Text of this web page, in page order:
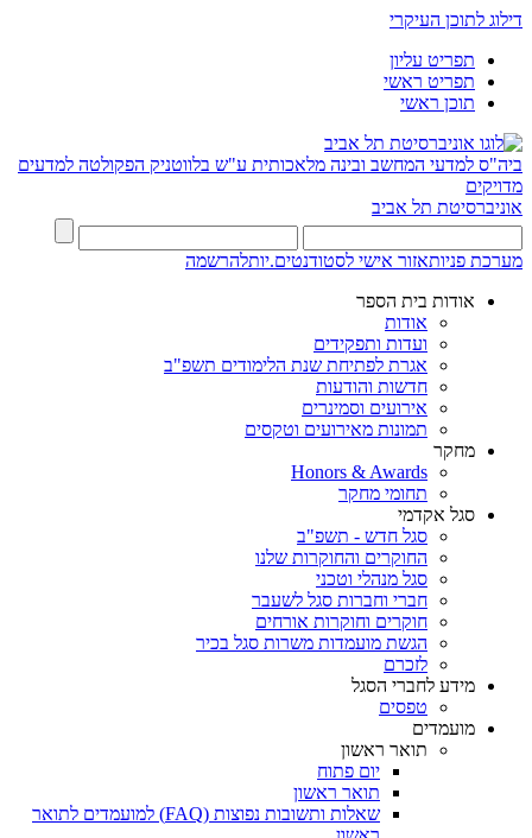
דילוג לתוכן העיקרי
תפריט עליון
תפריט ראשי
תוכן ראשי
ביה"ס למדעי המחשב ובינה מלאכותית ע"ש בלווטניק הפקולטה למדעים
מדויקים
אוניברסיטת תל אביב
מערכת פניותאזור אישי לסטודנטים.יותלהרשמה
אודות בית הספר
אודות
ועדות ותפקידים
אגרת לפתיחת שנת הלימודים תשפ"ב
חדשות והודעות
אירועים וסמינרים
תמונות מאירועים וטקסים
מחקר
Honors & Awards
תחומי מחקר
סגל אקדמי
סגל חדש - תשפ"ב
החוקרים והחוקרות שלנו
סגל מנהלי וטכני
חברי וחברות סגל לשעבר
חוקרים וחוקרות אורחים
הגשת מועמדות משרות סגל בכיר
לזכרם
מידע לחברי הסגל
טפסים
מועמדים
תואר ראשון
יום פתוח
תואר ראשון
שאלות ותשובות נפוצות (FAQ) למועמדים לתואר